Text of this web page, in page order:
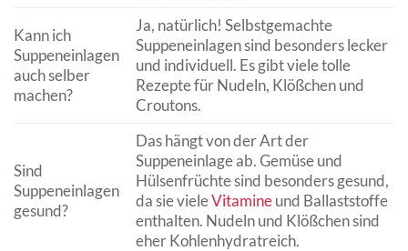
Kann ich
Suppeneinlagen
auch selber
machen?
Ja, natürlich! Selbstgemachte
Suppeneinlagen sind besonders lecker
und individuell. Es gibt viele tolle
Rezepte für Nudeln, Klößchen und
Croutons.
Sind
Suppeneinlagen
gesund?
Das hängt von der Art der
Suppeneinlage ab. Gemüse und
Hülsenfrüchte sind besonders gesund,
da sie vieleVitamineund Ballaststoffe
enthalten. Nudeln und Klößchen sind
eher Kohlenhydratreich.